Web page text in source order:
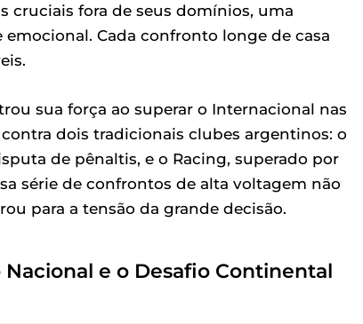
cruciais fora de seus domínios, uma
Cada confronto longe de casa
sua força ao superar o Internacional nas
dois tradicionais clubes argentinos: o
de pênaltis, e o Racing, superado por
série de confrontos de alta voltagem não
para a tensão da grande decisão.
e o Desafio Continental